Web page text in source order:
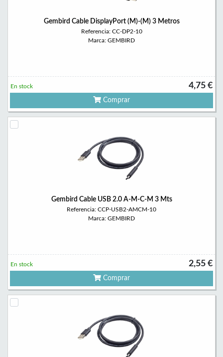
Gembird Cable DisplayPort (M)-(M) 3 Metros
Referencia: CC-DP2-10
Marca: GEMBIRD
4,75 €
En stock
Comprar
Gembird Cable USB 2.0 A-M-C-M 3 Mts
Referencia: CCP-USB2-AMCM-10
Marca: GEMBIRD
2,55 €
En stock
Comprar